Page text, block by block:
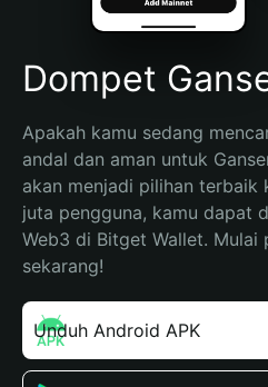
Español (Argentina)
Dompet
Apakah kamu sedang
andal dan aman untuk
akan menjadi pilihan terbaik
juta pengguna, kamu dapat
Web3 di Bitget Wallet. Mulai
sekarang!
Unduh Android APK